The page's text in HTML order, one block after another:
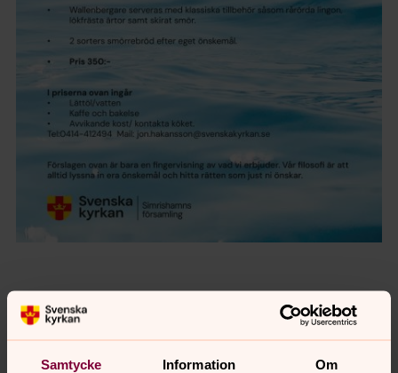
Samtycke Information Om
Senast ändrad 26 mars 2025
Synpunkter eller frågor på sidans
innehåll?